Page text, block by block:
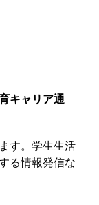
キャリア通
す。学生生活
る情報発信な